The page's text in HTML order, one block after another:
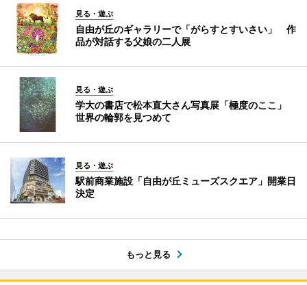
見る・遊ぶ
自由が丘のギャラリーで「がらすとすいさい」 作
品が対話する父娘の二人展
見る・遊ぶ
学大の書店で松本直大さん写真展「極度のここ」
世界の輪郭を見つめて
見る・遊ぶ
駅前商業施設「自由が丘ミューズスクエア」開業日
決定
もっと見る